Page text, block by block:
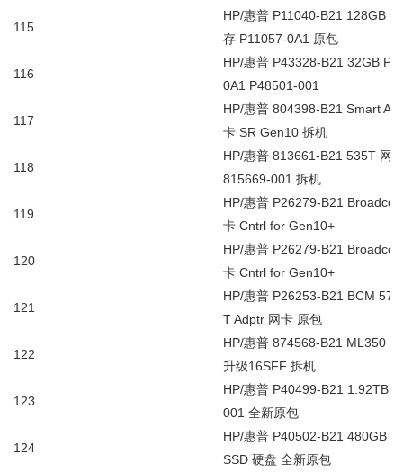
115
HP/惠普 P11040-B21 128GB
存 P11057-0A1 原包
116
HP/惠普 P43328-B21 32GB
0A1 P48501-001
117
HP/惠普 804398-B21 Smart
卡 SR Gen10 拆机
118
HP/惠普 813661-B21 535T 网
815669-001 拆机
119
HP/惠普 P26279-B21
卡 Cntrl for Gen10+
120
HP/惠普 P26279-B21
卡 Cntrl for Gen10+
121
HP/惠普 P26253-B21 BCM
T Adptr 网卡 原包
122
HP/惠普 874568-B21 ML350
升级16SFF 拆机
123
HP/惠普 P40499-B21 1.92TB
001 全新原包
124
HP/惠普 P40502-B21 480GB
SSD 硬盘 全新原包